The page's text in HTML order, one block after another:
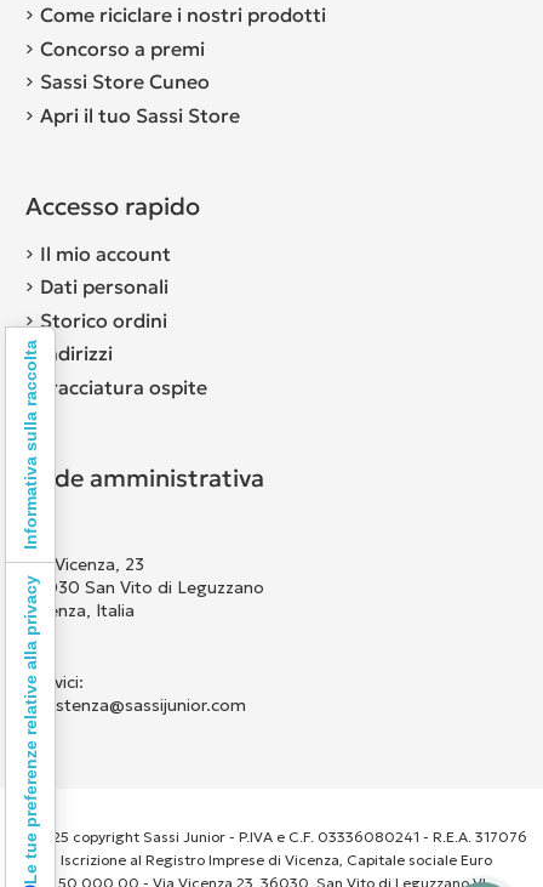
Come riciclare i nostri prodotti
Concorso a premi
Sassi Store Cuneo
Apri il tuo Sassi Store
Accesso rapido
Il mio account
Dati personali
Storico ordini
Indirizzi
Tracciatura ospite
Sede amministrativa
Via Vicenza, 23
36030 San Vito di Leguzzano
Vicenza, Italia
Scrivici:
assistenza@sassijunior.com
© 2025 copyright Sassi Junior - P.IVA e C.F. 03336080241 - R.E.A. 317076
- Iscrizione al Registro Imprese di Vicenza, Capitale sociale Euro
50.000,00 - Via Vicenza 23, 36030, San Vito di Leguzzano VI
Le tue preferenze relative alla privacy
Informativa sulla raccolta